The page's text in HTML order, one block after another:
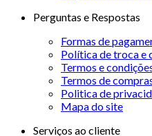
Perguntas e Respostas
Formas de
Política de troca e
Termos e
Termos de
Politica de
Mapa do site
Serviços ao cliente